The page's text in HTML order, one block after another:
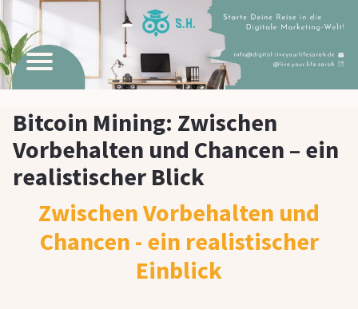
Bitcoin Mining: Zwischen
Vorbehalten und Chancen – ein
realistischer Blick
Zwischen Vorbehalten und
Chancen - ein realistischer
Einblick